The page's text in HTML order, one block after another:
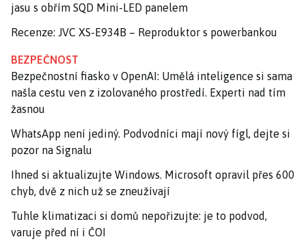
jasu s obřím SQD Mini-LED panelem
Recenze: JVC XS-E934B – Reproduktor s powerbankou
BEZPEČNOST
Bezpečnostní fiasko v OpenAI: Umělá inteligence si sama
našla cestu ven z izolovaného prostředí. Experti nad tím
žasnou
WhatsApp není jediný. Podvodníci mají nový fígl, dejte si
pozor na Signalu
Ihned si aktualizujte Windows. Microsoft opravil přes 600
chyb, dvě z nich už se zneužívají
Tuhle klimatizaci si domů nepořizujte: je to podvod,
varuje před ní i ČOI